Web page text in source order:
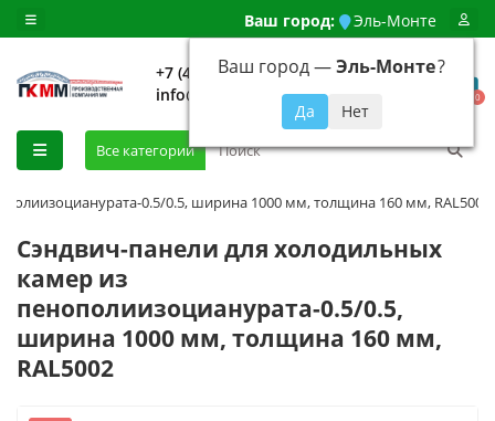
Ваш город: Эль-Монте
Ваш город —Эль-Монте?
+7 (499) 648-92-94
info@evroshtaketnikmoskva.ru
0
Все категории
0.5/0.5, ширина 1000 мм, толщина 160 мм, RAL5002
Сэндвич-панели для холодильных
камер из
пенополиизоцианурата-0.5/0.5,
ширина 1000 мм, толщина 160 мм,
RAL5002